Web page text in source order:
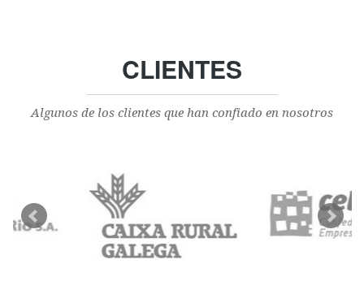
CLIENTES
Algunos de los clientes que han confiado en nosotros